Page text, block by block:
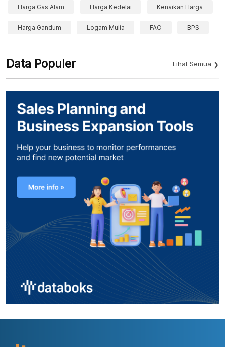
Harga Gas Alam Harga Kedelai Kenaikan Harga
Harga Gandum Logam Mulia FAO BPS
Data Populer Lihat Semua